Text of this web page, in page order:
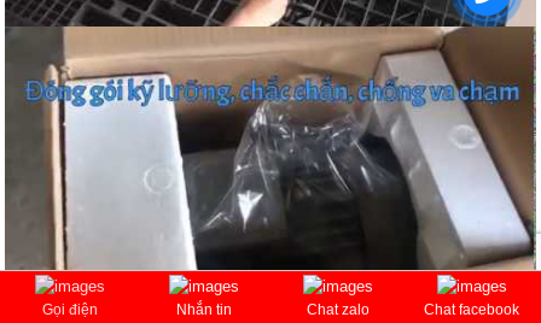
Gọi điện Nhắn tin Chat zalo Chat facebook